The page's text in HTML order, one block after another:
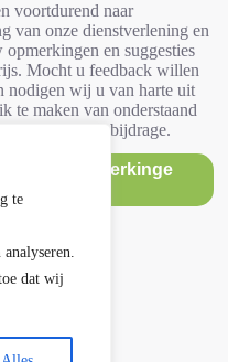
te
dat wij
voortdurend naar
van onze dienstverlening en
opmerkingen en suggesties
Mocht u feedback willen
nodigen wij u van harte uit
te maken van onderstaand
Dank voor uw bijdrage.
opmerkinge